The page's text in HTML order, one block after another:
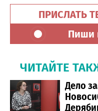
ПРИСЛАТЬ
Пиши
ЧИТАЙТЕ
Дело